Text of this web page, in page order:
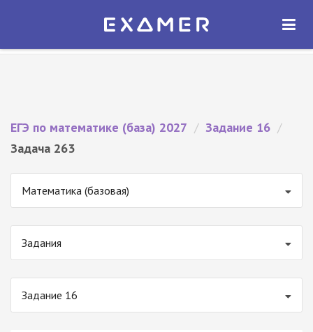
Экзамер — ЕГЭ 2027
ОТКРЫТЬ
ЕГЭ по математике (база) 2027 / Задание 16 /
Задача 263
Математика (базовая)
Задания
Задание 16